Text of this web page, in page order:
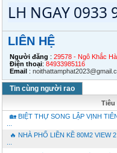
LH NGAY 0933
LIÊN HỆ
Người đăng : 29578 - Ngô Khắc Hà
Điện thoại: 84933985116
Email :
Tin cùng người rao
Tiêu
🏡 BIỆT THỰ SONG LẬP VỊNH
🔥 NHÀ PHỐ LIỀN KỀ 80M2 VIEW